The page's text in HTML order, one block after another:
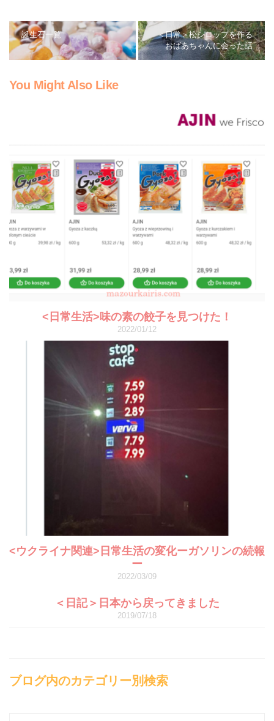
誕生石一覧
＜日常＞松シロップを作る
おばあちゃんに会った話
You Might Also Like
<日常生活>味の素の餃子を見つけた！
2022/01/12
<ウクライナ関連>日常生活の変化ーガソリンの続報
ー
2022/03/09
＜日記＞日本から戻ってきました
2019/07/18
ブログ内のカテゴリー別検索